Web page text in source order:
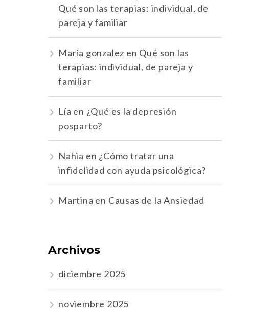
Qué son las terapias: individual, de
pareja y familiar
María gonzalez en Qué son las
terapias: individual, de pareja y
familiar
Lía en ¿Qué es la depresión
posparto?
Nahia en ¿Cómo tratar una
infidelidad con ayuda psicológica?
Martina en Causas de la Ansiedad
Archivos
diciembre 2025
noviembre 2025